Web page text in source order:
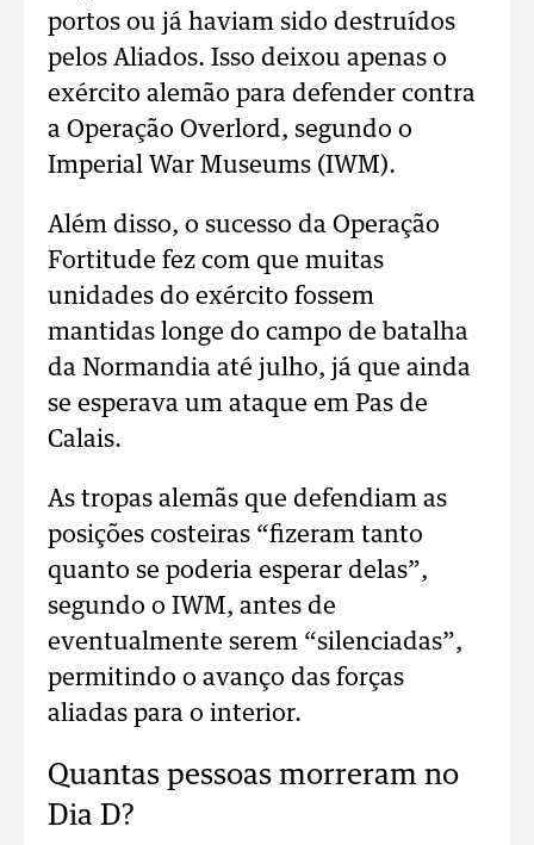
portos ou já haviam sido destruídos
pelos Aliados. Isso deixou apenas o
exército alemão para defender contra
a Operação Overlord, segundo o
Imperial War Museums (IWM).
Além disso, o sucesso da Operação
Fortitude fez com que muitas
unidades do exército fossem
mantidas longe do campo de batalha
da Normandia até julho, já que ainda
se esperava um ataque em Pas de
Calais.
As tropas alemãs que defendiam as
posições costeiras “fizeram tanto
quanto se poderia esperar delas”,
segundo o IWM, antes de
eventualmente serem “silenciadas”,
permitindo o avanço das forças
aliadas para o interior.
Quantas pessoas morreram no
Dia D?